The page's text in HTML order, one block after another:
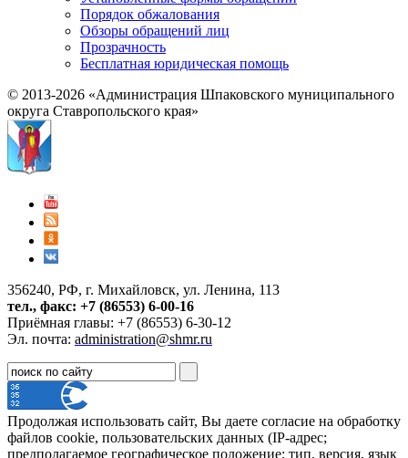
Порядок обжалования
Обзоры обращений лиц
Прозрачность
Бесплатная юридическая помощь
© 2013-2026 «Администрация Шпаковского муниципального
округа Ставропольского края»
356240, РФ, г. Михайловск, ул. Ленина, 113
тел., факс: +7 (86553) 6-00-16
Приёмная главы: +7 (86553) 6-30-12
Эл. почта: administration@shmr.ru
Продолжая использовать сайт, Вы даете согласие на обработку
файлов cookie, пользовательских данных (IP-адрес;
предполагаемое географическое положение; тип, версия, язык